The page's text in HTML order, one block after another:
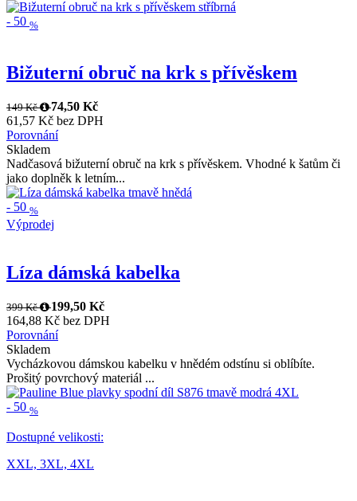
- 50 %
Bižuterní obruč na krk s přívěskem
149 Kč
74,50 Kč
61,57 Kč bez DPH
Porovnání
Skladem
Nadčasová bižuterní obruč na krk s přívěskem. Vhodné k šatům či
jako doplněk k letním...
- 50 %
Výprodej
Líza dámská kabelka
399 Kč
199,50 Kč
164,88 Kč bez DPH
Porovnání
Skladem
Vycházkovou dámskou kabelku v hnědém odstínu si oblíbíte.
Prošitý povrchový materiál ...
- 50 %
Dostupné velikosti:
XXL, 3XL, 4XL